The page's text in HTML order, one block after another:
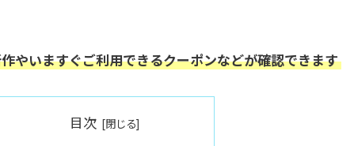
やいますぐご利用できるクーポンなどが確認できます
目次